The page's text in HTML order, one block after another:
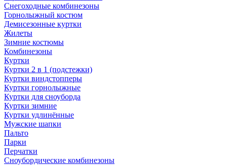
Снегоходные комбинезоны
Горнолыжный костюм
Демисезонные куртки
Жилеты
Зимние костюмы
Комбинезоны
Куртки
Куртки 2 в 1 (подстежки)
Куртки виндстопперы
Куртки горнолыжные
Куртки для сноуборда
Куртки зимние
Куртки удлинённые
Мужские шапки
Пальто
Парки
Перчатки
Сноубордические комбинезоны